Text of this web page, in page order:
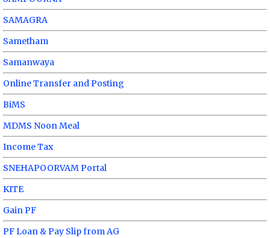
SAMAGRA
Sametham
Samanwaya
Online Transfer and Posting
BiMS
MDMS Noon Meal
Income Tax
SNEHAPOORVAM Portal
KITE
Gain PF
PF Loan & Pay Slip from AG